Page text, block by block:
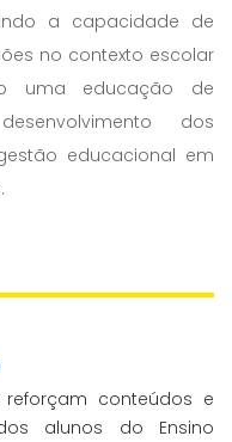
a capacidade de
no contexto escolar
uma educação de
dos
educacional em
reforçam conteúdos e
alunos do Ensino